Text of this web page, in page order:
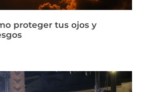
proteger tus ojos y